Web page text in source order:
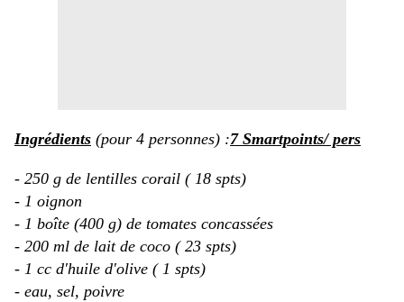
Ingrédients (pour 4 personnes) :7 Smartpoints/ pers
- 250 g de lentilles corail ( 18 spts)
- 1 oignon
- 1 boîte (400 g) de tomates concassées
- 200 ml de lait de coco ( 23 spts)
- 1 cc d'huile d'olive ( 1 spts)
- eau, sel, poivre